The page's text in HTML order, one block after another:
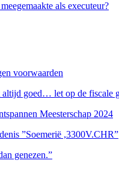
als executeur?
voorwaarden
altijd goed… let op de fiscale
Meesterschap 2024
”Soemerië ,3300V.CHR”
genezen.”